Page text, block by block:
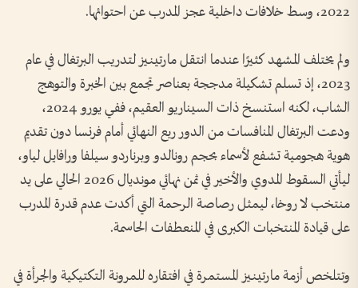
2022، وسط خلافات داخلية عجز المدرب عن احتوائها.
ولم يختلف المشهد كثيرًا عندما انتقل مارتينيز لتدريب البرتغال في عام
2023، إذ تسلم تشكيلة مدججة بعناصر تجمع بين الخبرة والتوهج
الشاب، لكنه استنسخ ذات السيناريو العقيم، ففي يورو 2024،
ودعت البرتغال المنافسات من الدور ربع النهائي أمام فرنسا دون تقديم
هوية هجومية تشفع لأسماء بحجم رونالدو وبرناردو سيلفا ورافايل لياو،
ليأتي السقوط المدوي والأخير في ثمن نهائي مونديال 2026 الحالي على يد
منتخب لا روخا، ليمثل رصاصة الرحمة التي أكدت عدم قدرة المدرب
على قيادة المنتخبات الكبرى في المنعطفات الحاسمة.
وتتلخص أزمة مارتينيز المستمرة في افتقاره للمرونة التكتيكية والجرأة في